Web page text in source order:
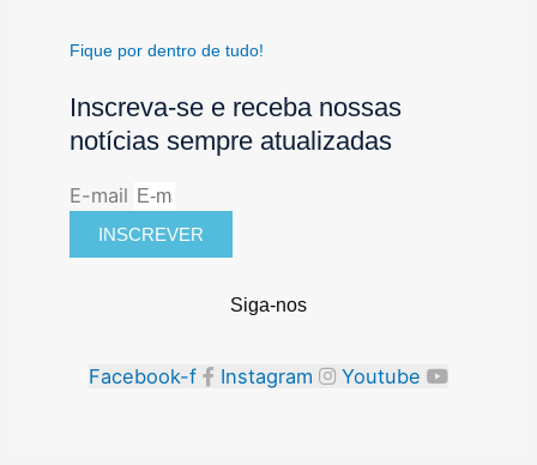
Fique por dentro de tudo!
Inscreva-se e receba nossas
notícias sempre atualizadas
E-mail
INSCREVER
Siga-nos
Facebook-f Instagram Youtube